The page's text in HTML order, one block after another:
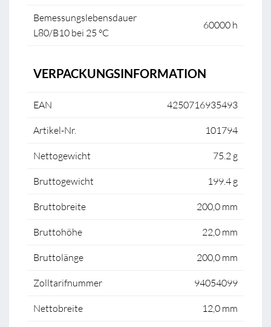
Bemessungslebensdauer
L80/B10 bei 25 °C
60000 h
VERPACKUNGSINFORMATION
EAN 4250716935493
Artikel-Nr. 101794
Nettogewicht 75.2 g
Bruttogewicht 199.4 g
Bruttobreite 200,0 mm
Bruttohöhe 22,0 mm
Bruttolänge 200,0 mm
Zolltarifnummer 94054099
Nettobreite 12,0 mm